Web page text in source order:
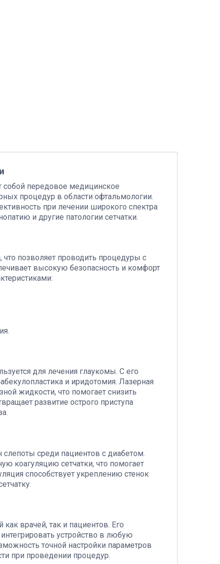
собой передовое медицинское
процедур в области офтальмологии.
при лечении широкого спектра
и другие патологии сетчатки.
позволяет проводить процедуры с
высокую безопасность и комфорт
для лечения глаукомы. С его
и иридотомия. Лазерная
жидкости, что помогает снизить
развитие острого приступа
слепоты среди пациентов с диабетом.
коагуляцию сетчатки, что помогает
способствует укреплению стенок
врачей, так и пациентов. Его
устройство в любую
точной настройки параметров
при проведении процедур.